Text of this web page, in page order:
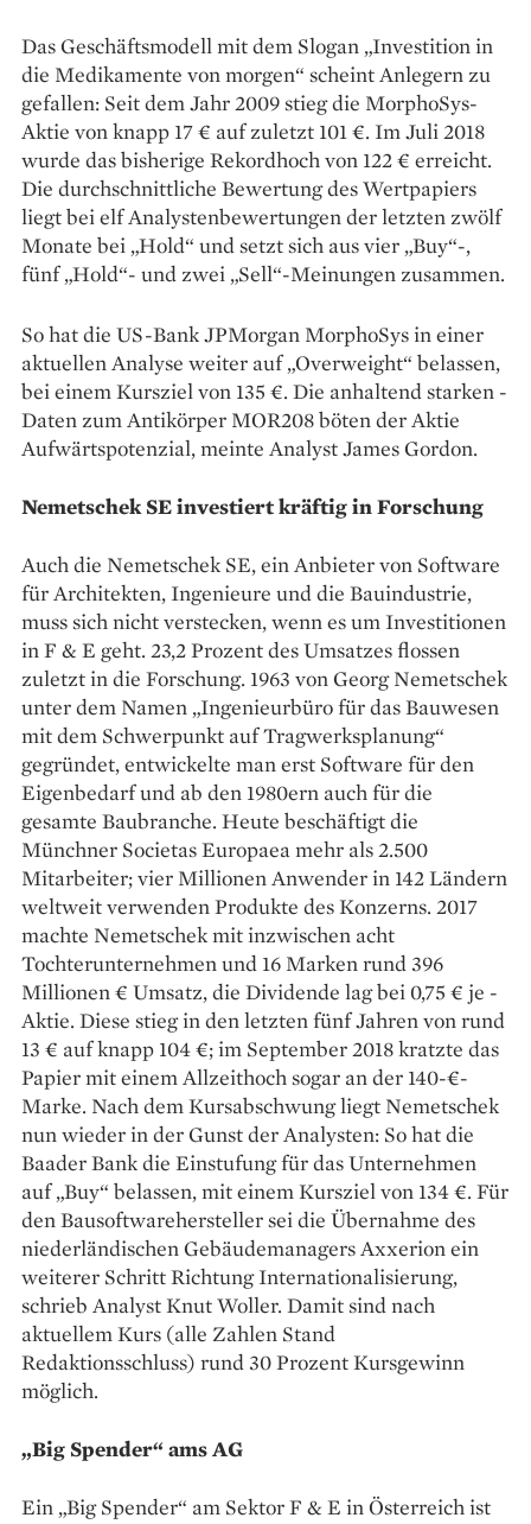
Das Geschäftsmodell mit dem Slogan „Investition in
die Medikamente von morgen“ scheint Anlegern zu
gefallen: Seit dem Jahr 2009 stieg die MorphoSys-
Aktie von knapp 17 € auf zuletzt 101 €. Im Juli 2018
wurde das bisherige Rekordhoch von 122 € erreicht.
Die durchschnittliche Bewertung des Wertpapiers
liegt bei elf Analystenbewertungen der letzten zwölf
Monate bei „Hold“ und setzt sich aus vier „Buy“-,
fünf „Hold“- und zwei „Sell“-Meinungen zusammen.
So hat die US-Bank JPMorgan MorphoSys in einer
aktuellen Analyse weiter auf „Overweight“ be­lassen,
bei einem Kursziel von 135 €. Die anhaltend starken ­
Daten zum Antikörper MOR208 böten der ­Aktie
Aufwärtspotenzial, meinte Analyst James Gordon.
Nemetschek SE investiert kräftig in Forschung
Auch die Nemetschek SE, ein Anbieter von Software
für Architekten, Ingenieure und die Bauindustrie,
muss sich nicht verstecken, wenn es um Investitionen
in F & E geht. 23,2 Prozent des Umsatzes flossen
zuletzt in die Forschung. 1963 von Georg Nemetschek
unter dem Namen „Ingenieurbüro für das Bauwesen
mit dem Schwerpunkt auf Tragwerksplanung“
gegründet, entwickelte man erst Software für den
Eigenbedarf und ab den 1980ern auch für die
gesamte Baubranche. Heute beschäftigt die
Münchner Societas Europaea mehr als 2.500
Mitarbeiter; vier Millionen Anwender in 142 Ländern
weltweit verwenden Produkte des Konzerns. 2017
machte Nemetschek mit inzwischen acht
Tochterunternehmen und 16 Marken rund 396
Millionen € Umsatz, die Dividende lag bei 0,75 € je ­
Aktie. Diese stieg in den letzten fünf Jahren von rund
13 € auf knapp 104 €; im September 2018 kratzte das
­Papier mit einem Allzeithoch sogar an der 140-€-
Marke. Nach dem Kursabschwung liegt Nemetschek
nun wieder in der Gunst der Analysten: So hat die
Baader Bank die Einstufung für das Unternehmen
auf „Buy“ belassen, mit einem Kursziel von 134 €. Für
den Bausoftwarehersteller sei die Übernahme des
niederländischen Gebäudemanagers Axxerion ein
weiterer Schritt Richtung Internationalisierung,
schrieb Analyst Knut Woller. Damit sind nach
aktuellem Kurs (alle ­Zahlen Stand
Redaktionsschluss) rund 30 Prozent Kursgewinn
möglich.
„Big Spender“ ams AG
Ein „Big Spender“ am ­Sektor F & E in Österreich ist